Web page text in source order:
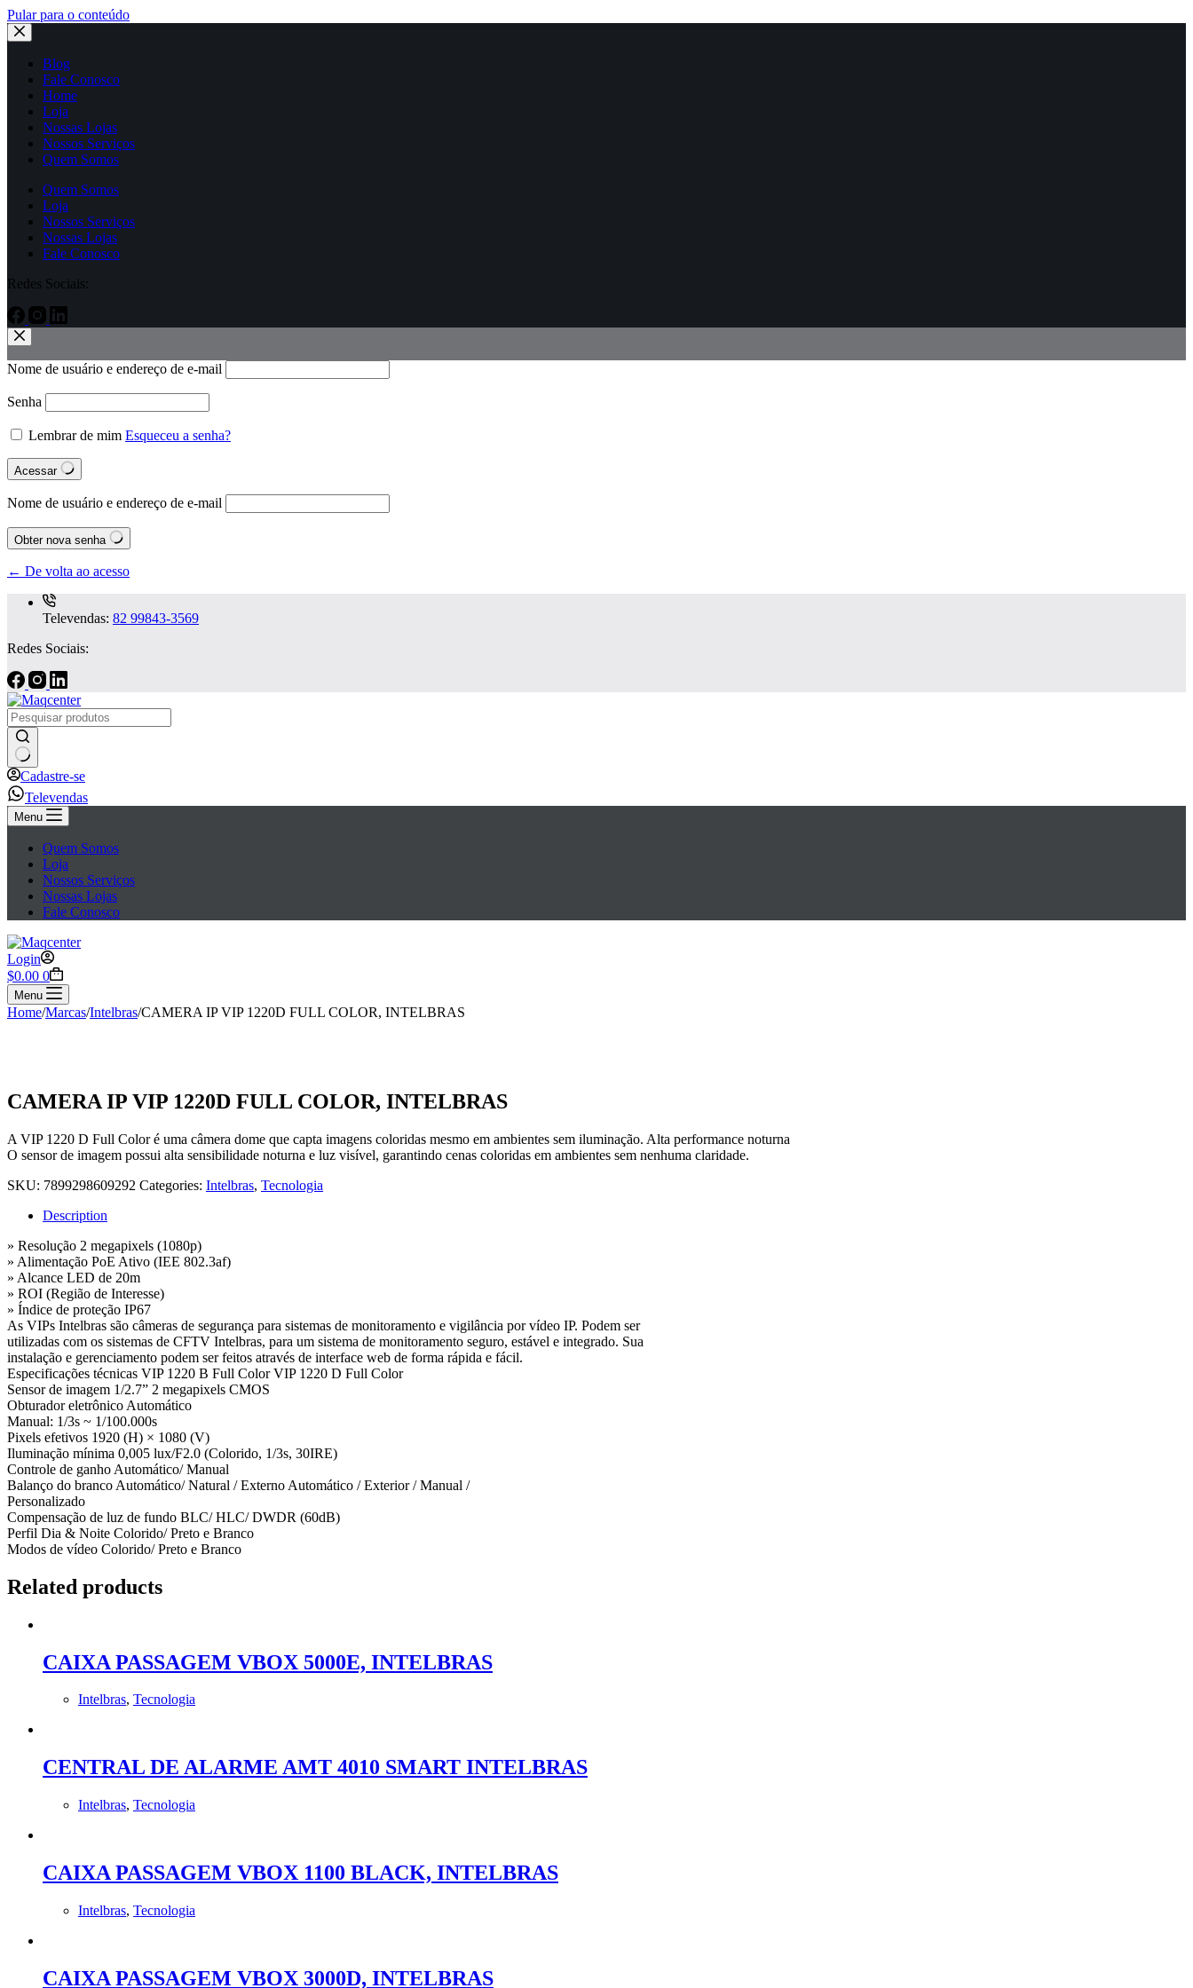
Pular para o conteúdo
Blog
Fale Conosco
Home
Loja
Nossas Lojas
Nossos Serviços
Quem Somos
Quem Somos
Loja
Nossos Serviços
Nossas Lojas
Fale Conosco
Redes Sociais:
Nome de usuário e endereço de e-mail
Senha
Lembrar de mim Esqueceu a senha?
Acessar
Nome de usuário e endereço de e-mail
Obter nova senha
← De volta ao acesso
Televendas: 82 99843-3569
Redes Sociais:
Sem
resultados
Cadastre-se
Televendas
Menu
Quem Somos
Loja
Nossos Serviços
Nossas Lojas
Fale Conosco
Login
Carrinho
$0.00 0
Menu
Home/Marcas/Intelbras/CAMERA IP VIP 1220D FULL COLOR, INTELBRAS
CAMERA IP VIP 1220D FULL COLOR, INTELBRAS
A VIP 1220 D Full Color é uma câmera dome que capta imagens coloridas mesmo em ambientes sem iluminação. Alta performance noturna
O sensor de imagem possui alta sensibilidade noturna e luz visível, garantindo cenas coloridas em ambientes sem nenhuma claridade.
SKU: 7899298609292 Categories: Intelbras, Tecnologia
Description
» Resolução 2 megapixels (1080p)
» Alimentação PoE Ativo (IEE 802.3af)
» Alcance LED de 20m
» ROI (Região de Interesse)
» Índice de proteção IP67
As VIPs Intelbras são câmeras de segurança para sistemas de monitoramento e vigilância por vídeo IP. Podem ser
utilizadas com os sistemas de CFTV Intelbras, para um sistema de monitoramento seguro, estável e integrado. Sua
instalação e gerenciamento podem ser feitos através de interface web de forma rápida e fácil.
Especificações técnicas VIP 1220 B Full Color VIP 1220 D Full Color
Sensor de imagem 1/2.7” 2 megapixels CMOS
Obturador eletrônico Automático
Manual: 1/3s ~ 1/100.000s
Pixels efetivos 1920 (H) × 1080 (V)
Iluminação mínima 0,005 lux/F2.0 (Colorido, 1/3s, 30IRE)
Controle de ganho Automático/ Manual
Balanço do branco Automático/ Natural / Externo Automático / Exterior / Manual /
Personalizado
Compensação de luz de fundo BLC/ HLC/ DWDR (60dB)
Perfil Dia & Noite Colorido/ Preto e Branco
Modos de vídeo Colorido/ Preto e Branco
Related products
CAIXA PASSAGEM VBOX 5000E, INTELBRAS
Intelbras, Tecnologia
CENTRAL DE ALARME AMT 4010 SMART INTELBRAS
Intelbras, Tecnologia
CAIXA PASSAGEM VBOX 1100 BLACK, INTELBRAS
Intelbras, Tecnologia
CAIXA PASSAGEM VBOX 3000D, INTELBRAS